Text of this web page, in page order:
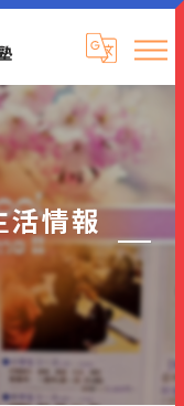
活情報